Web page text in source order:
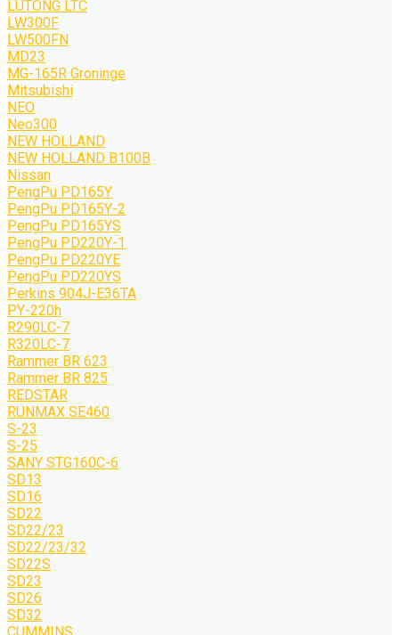
LUTONG LTC
LW300F
LW500FN
MD23
MG-165R Groninge
Mitsubishi
NEO
Neo300
NEW HOLLAND
NEW HOLLAND B100B
Nissan
PengPu PD165Y
PengPu PD165Y-2
PengPu PD165YS
PengPu PD220Y-1
PengPu PD220YE
PengPu PD220YS
Perkins 904J-E36TA
PY-220h
R290LC-7
R320LC-7
Rammer BR 623
Rammer BR 825
REDSTAR
RUNMAX SE460
S-23
S-25
SANY STG160C-6
SD13
SD16
SD22
SD22/23
SD22/23/32
SD22S
SD23
SD26
SD32